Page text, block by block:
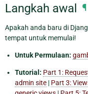
Langkah awal ¶
Apakah anda baru di
tempat untuk memulai!
Untuk Permulaan:
Tutorial: Part 1:
admin site | Part 3: